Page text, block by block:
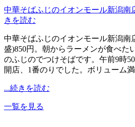
中華そばふじのイオンモール新潟南
きを読む
中華そばふじのイオンモール新潟南
盛)850円。朝からラーメンが食べた
のふじのでつけそばです。午前9時
開店、1番のりでした。ボリューム
...続きを読む
一覧を見る